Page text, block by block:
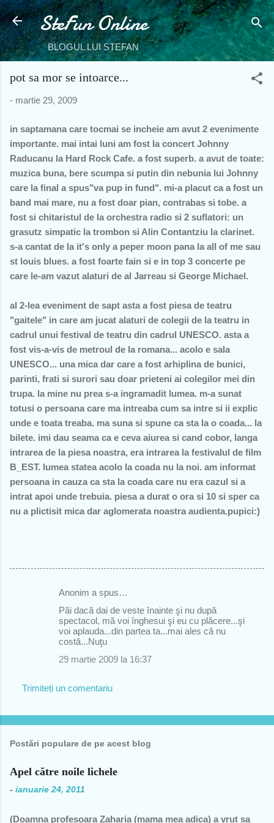
Treceți la conținutul principal
SteFun Online
BLOGUL LUI STEFAN
pot sa mor se intoarce...
- martie 29, 2009
in saptamana care tocmai se incheie am avut 2 evenimente
importante. mai intai luni am fost la concert Johnny
Raducanu la Hard Rock Cafe. a fost superb. a avut de toate:
muzica buna, bere scumpa si putin din nebunia lui Johnny
care la final a spus"va pup in fund". mi-a placut ca a fost un
band mai mare, nu a fost doar pian, contrabas si tobe. a
fost si chitaristul de la orchestra radio si 2 suflatori: un
grasutz simpatic la trombon si Alin Contantziu la clarinet.
s-a cantat de la it's only a peper moon pana la all of me sau
st louis blues. a fost foarte fain si e in top 3 concerte pe
care le-am vazut alaturi de al Jarreau si George Michael.
al 2-lea eveniment de sapt asta a fost piesa de teatru
"gaitele" in care am jucat alaturi de colegii de la teatru in
cadrul unui festival de teatru din cadrul UNESCO. asta a
fost vis-a-vis de metroul de la romana... acolo e sala
UNESCO... una mica dar care a fost arhiplina de bunici,
parinti, frati si surori sau doar prieteni ai colegilor mei din
trupa. la mine nu prea s-a ingramadit lumea. m-a sunat
totusi o persoana care ma intreaba cum sa intre si ii explic
unde e toata treaba. ma suna si spune ca sta la o coada... la
bilete. imi dau seama ca e ceva aiurea si cand cobor, langa
intrarea de la piesa noastra, era intrarea la festivalul de film
B_EST. lumea statea acolo la coada nu la noi. am informat
persoana in cauza ca sta la coada care nu era cazul si a
intrat apoi unde trebuia. piesa a durat o ora si 10 si sper ca
nu a plictisit mica dar aglomerata noastra audienta.pupici:)
t
Anonim a spus…
Păi dacă dai de veste înainte şi nu după
spectacol, mă voi înghesui şi eu cu plăcere...şi
voi aplauda...din partea ta...mai ales că nu
costă...Nuţu
29 martie 2009 la 16:37
Trimiteți un comentariu
Postări populare de pe acest blog
Apel către noile lichele
- ianuarie 24, 2011
(Doamna profesoara Zaharia (mama mea adica) a vrut sa